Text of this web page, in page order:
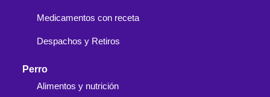
Medicamentos con receta
Despachos y Retiros
Perro
Alimentos y nutrición